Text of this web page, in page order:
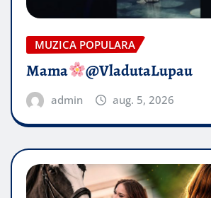
MUZICA POPULARA
Mama @VladutaLupau
admin aug. 5, 2026